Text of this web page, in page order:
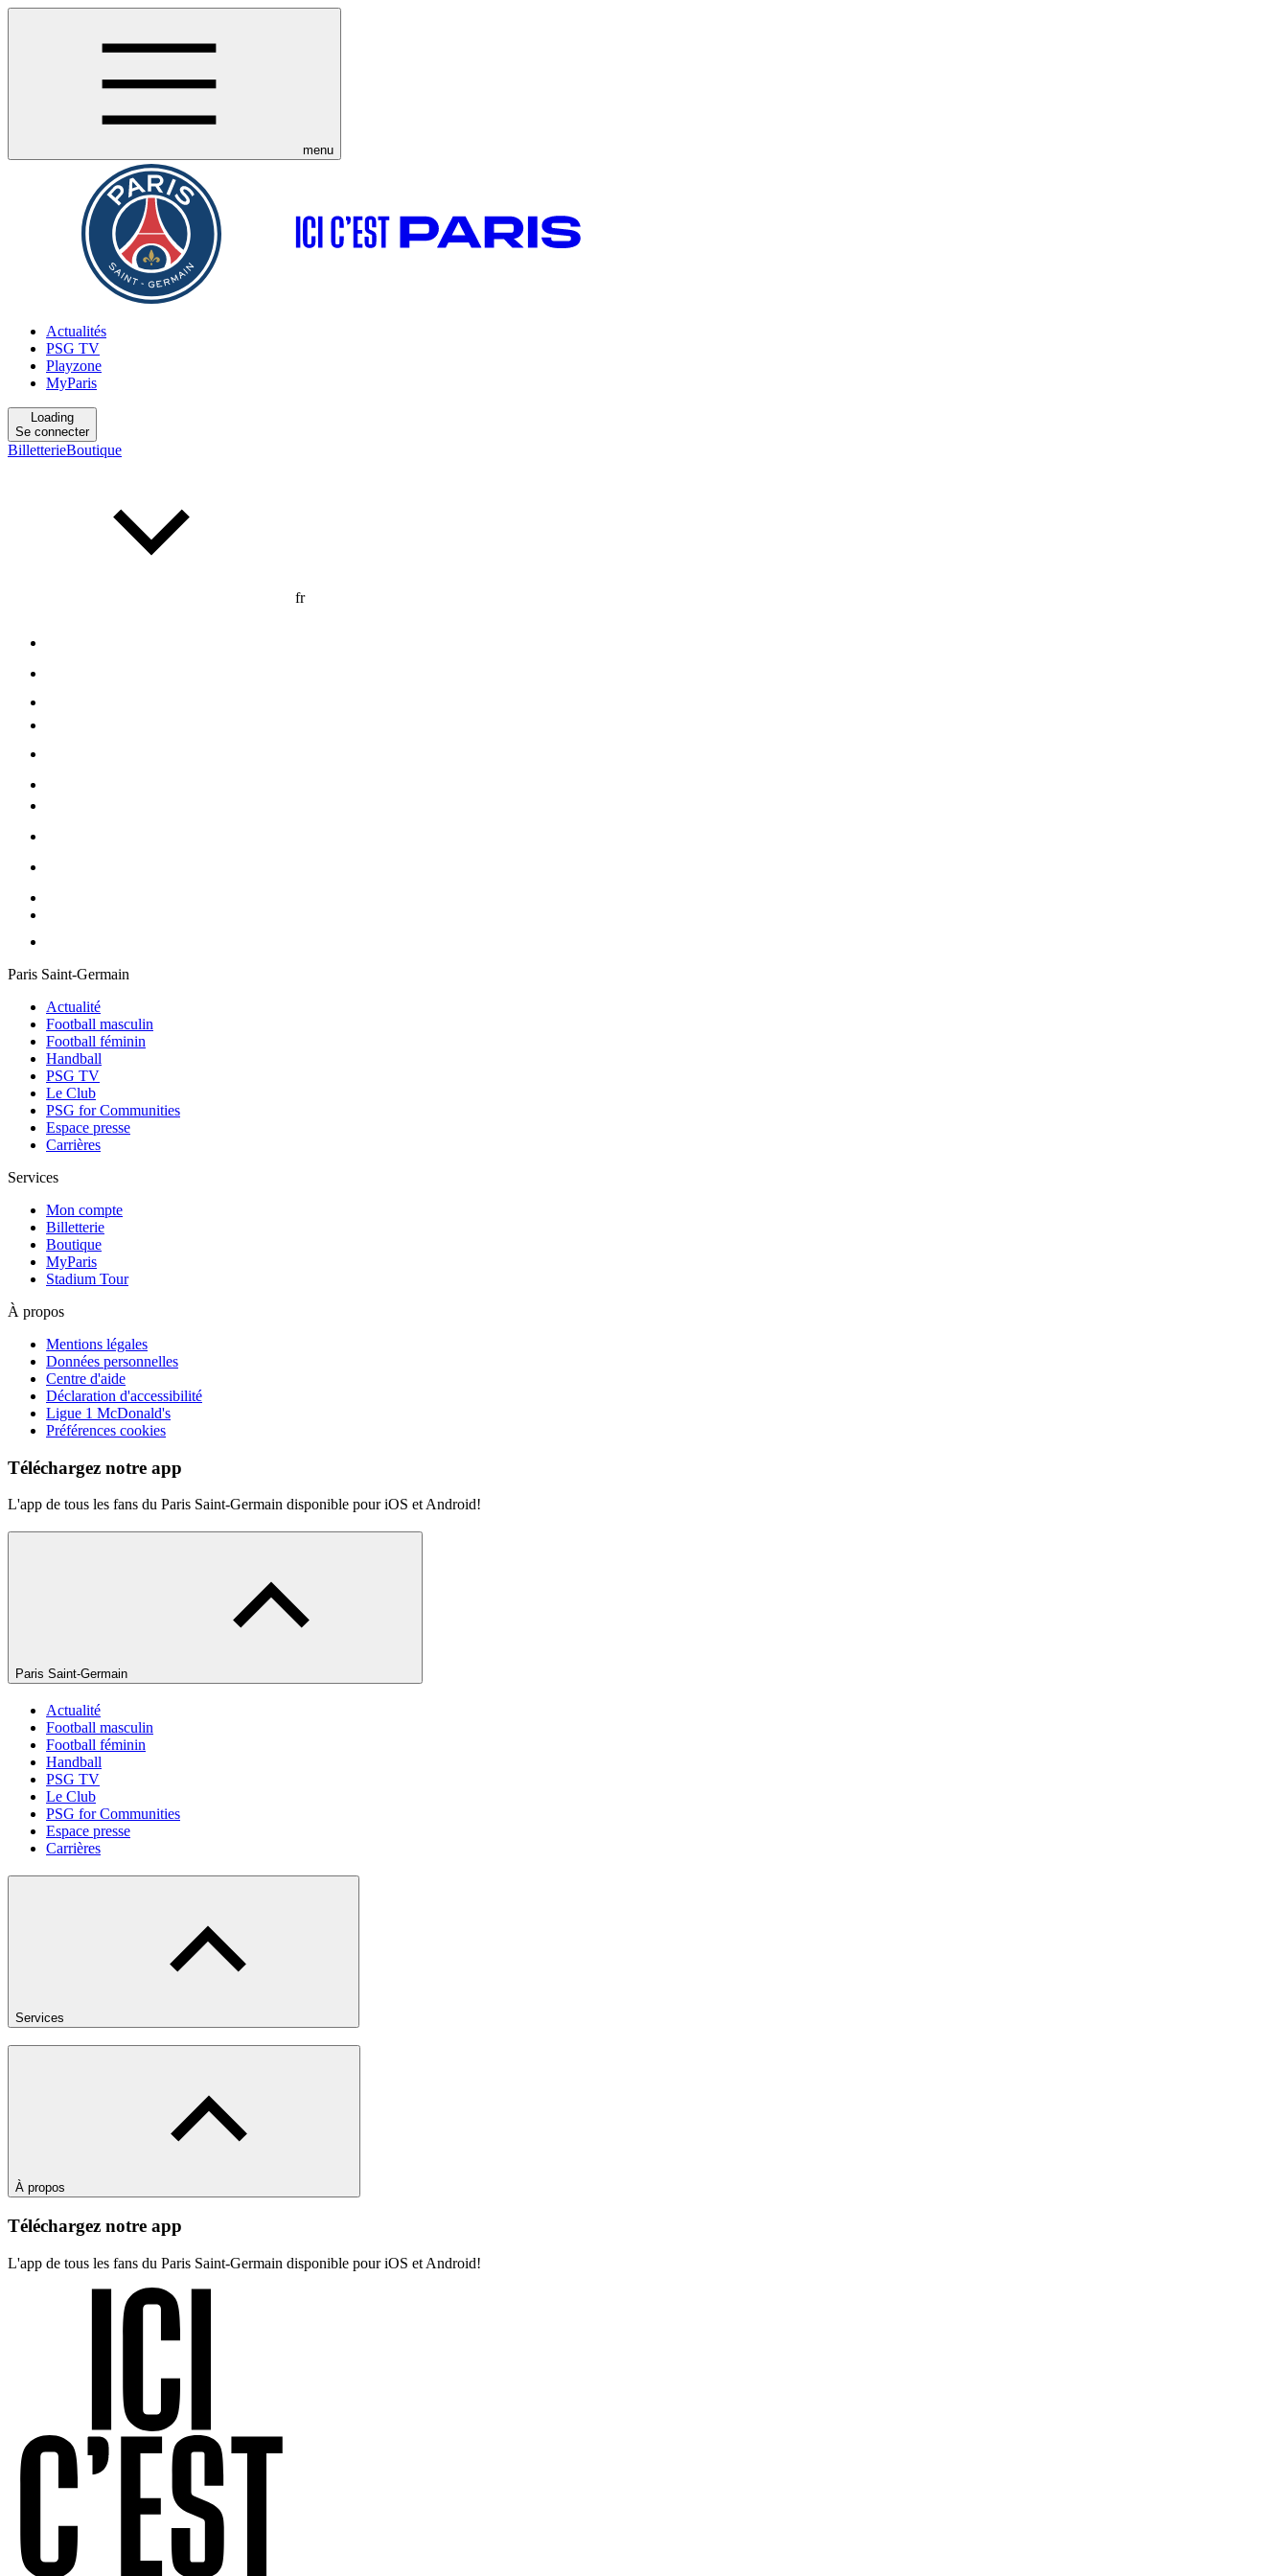
menu
Actualités
PSG TV
Playzone
MyParis
Loading
Se connecter
BilletterieBoutique
fr
Paris Saint-Germain
Actualité
Football masculin
Football féminin
Handball
PSG TV
Le Club
PSG for Communities
Espace presse
Carrières
Services
Mon compte
Billetterie
Boutique
MyParis
Stadium Tour
À propos
Mentions légales
Données personnelles
Centre d'aide
Déclaration d'accessibilité
Ligue 1 McDonald's
Préférences cookies
Téléchargez notre app
L'app de tous les fans du Paris Saint-Germain disponible pour iOS et Android!
Paris Saint-Germain
Actualité
Football masculin
Football féminin
Handball
PSG TV
Le Club
PSG for Communities
Espace presse
Carrières
Services
À propos
Téléchargez notre app
L'app de tous les fans du Paris Saint-Germain disponible pour iOS et Android!